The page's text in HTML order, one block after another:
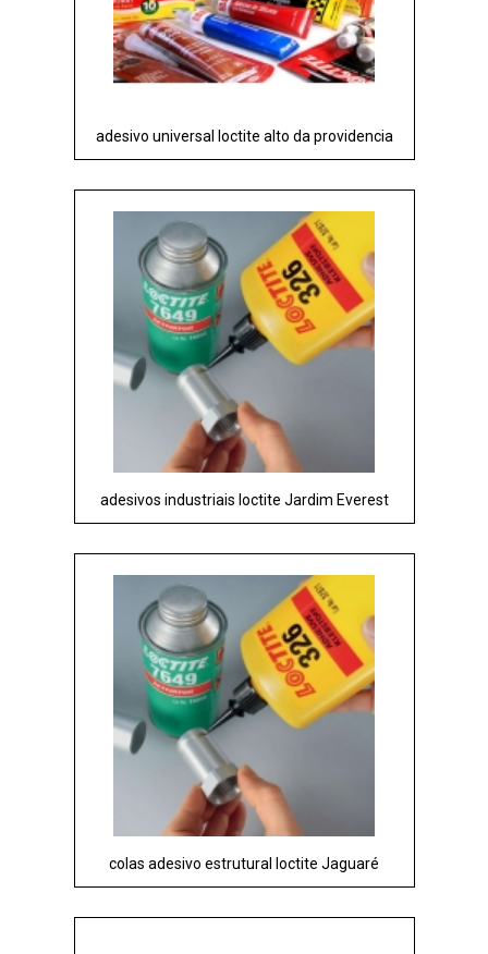
adesivo universal loctite alto da providencia
adesivos industriais loctite Jardim Everest
colas adesivo estrutural loctite Jaguaré